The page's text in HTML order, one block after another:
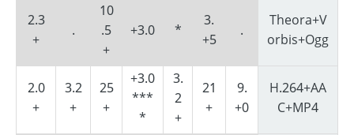
Theora+V
orbis+Ogg
.
3.
5+
*
3.0+
10
.5
+
.
2.3
+
H.264+AA
C+MP4
9.
0+
21
+
3.
2
+
3.0+
***
*
25
+
3.2
+
2.0
+